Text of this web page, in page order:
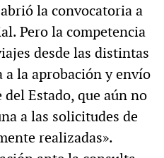
la convocatoria a
Pero la competencia
desde las distintas
a la aprobación y envío
Estado, que aún no
a las solicitudes de
realizadas».